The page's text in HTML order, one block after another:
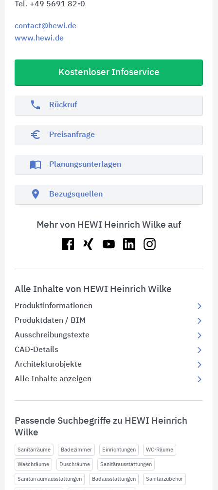
Tel. +49 5691 82-0
contact@hewi.de
www.hewi.de
Kostenloser Infoservice
phone Rückruf
euro_symbol Preisanfrage
import_contacts Planungsunterlagen
location_on Bezugsquellen
Mehr von HEWI Heinrich Wilke auf
Alle Inhalte von HEWI Heinrich Wilke
Produktinformationen
Produktdaten / BIM
Ausschreibungstexte
CAD-Details
Architekturobjekte
Alle Inhalte anzeigen
Passende Suchbegriffe zu HEWI Heinrich
Wilke
Sanitärräume Badezimmer Einrichtungen WC-Räume
Waschräume Duschräume Sanitärausstattungen
Sanitärraumausstattungen Badausstattungen Sanitärzubehör